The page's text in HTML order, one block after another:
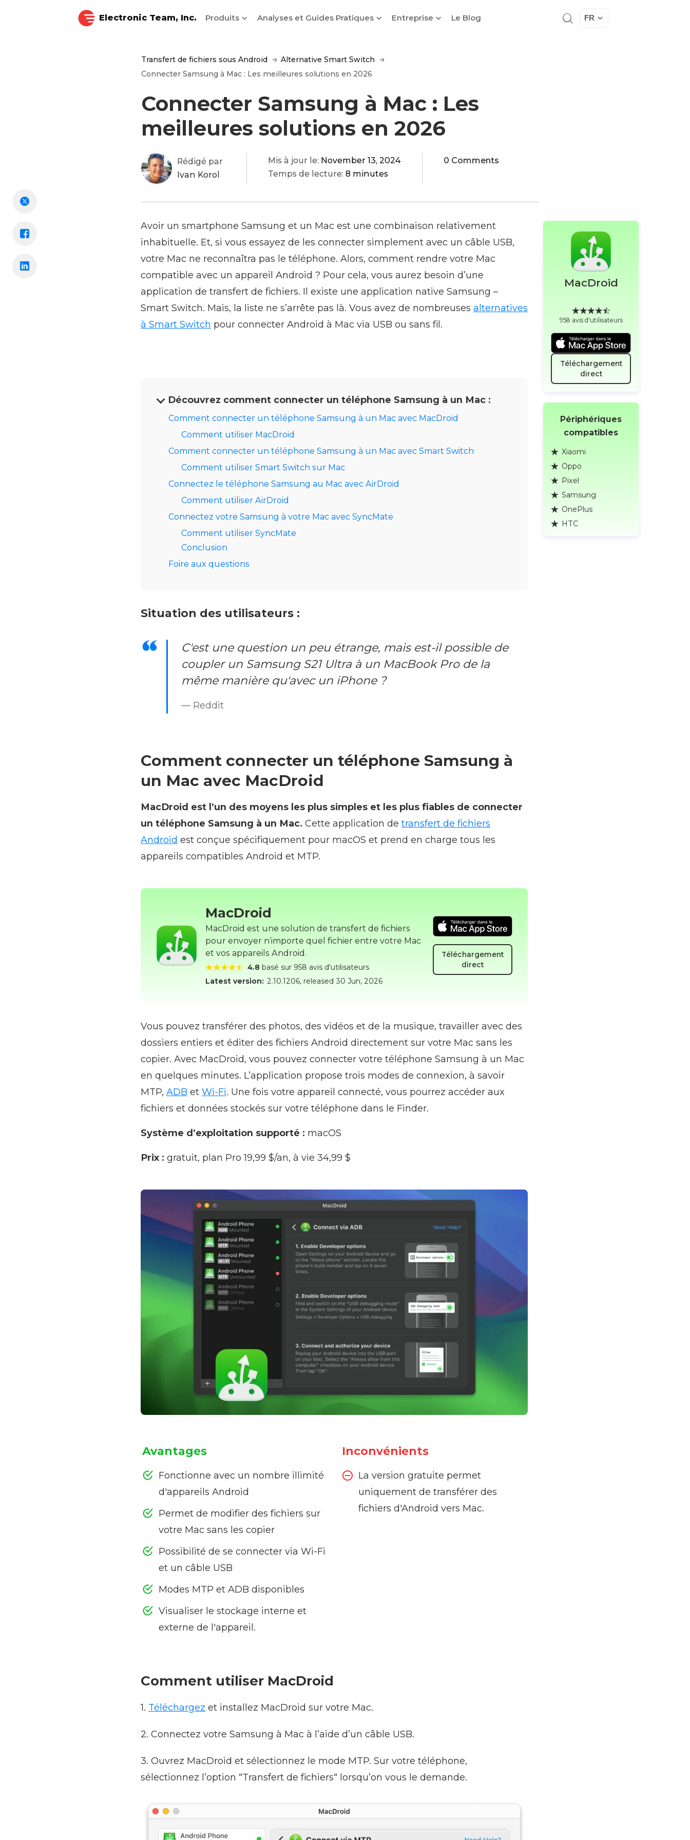
Electronic Team, Inc. Produits Analyses et Guides Pratiques Entreprise Le Blog FR
Transfert de fichiers sous Android
Alternative Smart Switch
Connecter Samsung à Mac : Les meilleures solutions en 2026
Connecter Samsung à Mac : Les
meilleures solutions en 2026
Rédigé par
Ivan Korol
Mis à jour le: November 13, 2024
Temps de lecture: 8 minutes
0 Comments
Avoir un smartphone Samsung et un Mac est une combinaison relativement
inhabituelle. Et, si vous essayez de les connecter simplement avec un câble USB,
votre Mac ne reconnaîtra pas le téléphone. Alors, comment rendre votre Mac
compatible avec un appareil Android ? Pour cela, vous aurez besoin d’une
application de transfert de fichiers. Il existe une application native Samsung –
Smart Switch. Mais, la liste ne s’arrête pas là. Vous avez de nombreusesalternatives
à Smart Switch pour connecter Android à Mac via USB ou sans fil.
Découvrez comment connecter un téléphone Samsung à un Mac :
Comment connecter un téléphone Samsung à un Mac avec MacDroid
Comment utiliser MacDroid
Comment connecter un téléphone Samsung à un Mac avec Smart Switch
Comment utiliser Smart Switch sur Mac
Connectez le téléphone Samsung au Mac avec AirDroid
Comment utiliser AirDroid
Connectez votre Samsung à votre Mac avec SyncMate
Comment utiliser SyncMate
Conclusion
Foire aux questions
Situation des utilisateurs :
C'est une question un peu étrange, mais est-il possible de
coupler un Samsung S21 Ultra à un MacBook Pro de la
même manière qu'avec un iPhone ?
— Reddit
Comment connecter un téléphone Samsung à
un Mac avec MacDroid
MacDroid est l’un des moyens les plus simples et les plus fiables de connecter
un téléphone Samsung à un Mac. Cette application detransfert de fichiers
Android est conçue spécifiquement pour macOS et prend en charge tous les
appareils compatibles Android et MTP.
MacDroid
MacDroid est une solution de transfert de fichiers
pour envoyer n’importe quel fichier entre votre Mac
et vos appareils Android.
4.8 basé sur 958 avis d'utilisateurs
Latest version: 2.10.1206, released30 Jun, 2026
Téléchargement
direct
Vous pouvez transférer des photos, des vidéos et de la musique, travailler avec des
dossiers entiers et éditer des fichiers Android directement sur votre Mac sans les
copier. Avec MacDroid, vous pouvez connecter votre téléphone Samsung à un Mac
en quelques minutes. L’application propose trois modes de connexion, à savoir
MTP,ADB etWi-Fi. Une fois votre appareil connecté, vous pourrez accéder aux
fichiers et données stockés sur votre téléphone dans le Finder.
Système d’exploitation supporté : macOS
Prix : gratuit, plan Pro 19,99 $/an, à vie 34,99 $
Avantages
Fonctionne avec un nombre illimité
d'appareils Android
Permet de modifier des fichiers sur
votre Mac sans les copier
Possibilité de se connecter via Wi-Fi
et un câble USB
Modes MTP et ADB disponibles
Visualiser le stockage interne et
externe de l'appareil.
Inconvénients
La version gratuite permet
uniquement de transférer des
fichiers d'Android vers Mac.
Comment utiliser MacDroid
1. Téléchargez et installez MacDroid sur votre Mac.
2. Connectez votre Samsung à Mac à l’aide d’un câble USB.
3. Ouvrez MacDroid et sélectionnez le mode MTP. Sur votre téléphone,
sélectionnez l’option “Transfert de fichiers“ lorsqu’on vous le demande.
MacDroid
958 avis d'utilisateurs
Téléchargement
direct
Périphériques
compatibles
Xiaomi
Oppo
Pixel
Samsung
OnePlus
HTC